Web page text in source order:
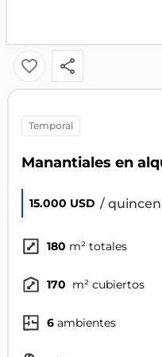
temporal
Manantiales en
15.000 USD /
180 m² totales
170 m² cubiertos
6 ambientes